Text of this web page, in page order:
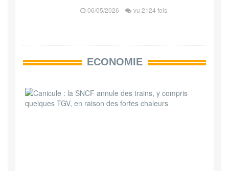
06/05/2026 vu 2124 fois
ECONOMIE